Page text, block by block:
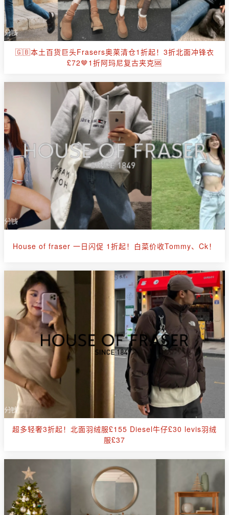
🇬🇧本土百货巨头Frasers奥莱清仓1折起！3折北面冲锋衣
£72🤎1折阿玛尼复古夹克🆘
House of fraser 一日闪促 1折起！白菜价收Tommy、Ck！
超多轻奢3折起！北面羽绒服£155 Diesel牛仔£30 levis羽绒
服£37